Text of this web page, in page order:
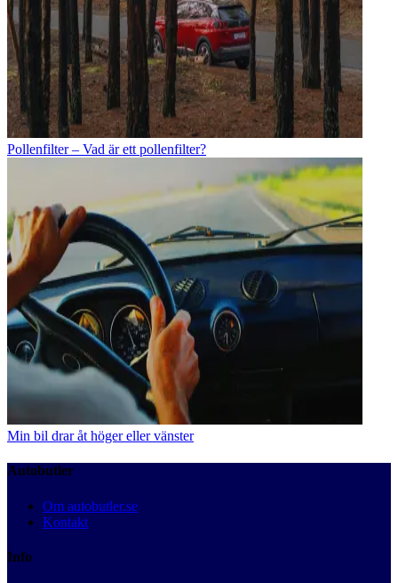
Pollenfilter – Vad är ett pollenfilter?
Min bil drar åt höger eller vänster
Autobutler
Om autobutler.se
Kontakt
Info